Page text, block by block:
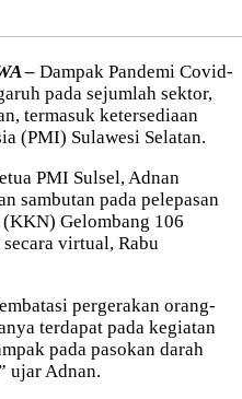
– Dampak Pandemi Covid-
pada sejumlah sektor,
termasuk ketersediaan
(PMI) Sulawesi Selatan.
PMI Sulsel, Adnan
sambutan pada pelepasan
Gelombang 106
virtual, Rabu
pergerakan orang-
terdapat pada kegiatan
pada pasokan darah
ujar Adnan.